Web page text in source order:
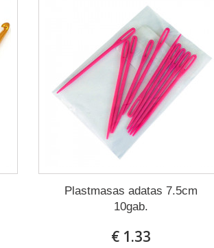
Plastmasas adatas 7.5cm
10gab.
€ 1.33